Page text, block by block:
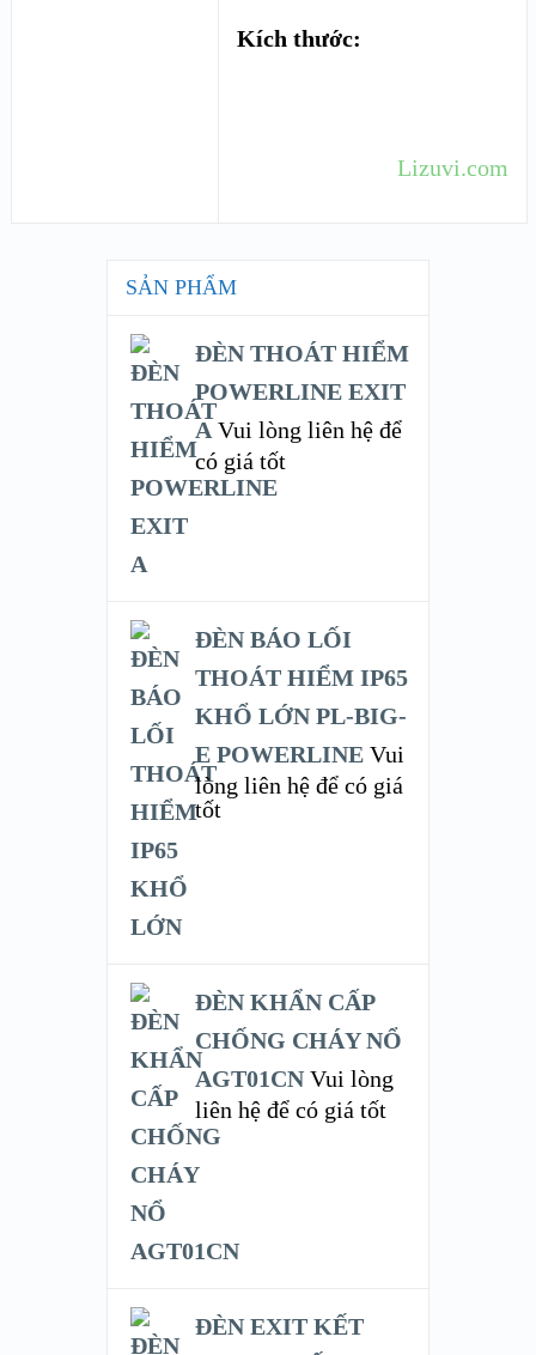
Kích thước:
Lizuvi.com
SẢN PHẨM
ĐÈN THOÁT HIỂM
POWERLINE EXIT
A Vui lòng liên hệ để
có giá tốt
ĐÈN BÁO LỐI
THOÁT HIỂM IP65
KHỔ LỚN PL-BIG-
E POWERLINE Vui
lòng liên hệ để có giá
tốt
ĐÈN KHẨN CẤP
CHỐNG CHÁY NỔ
AGT01CN Vui lòng
liên hệ để có giá tốt
ĐÈN EXIT KẾT